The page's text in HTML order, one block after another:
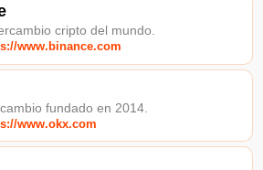
cripto del mundo.
www.binance.com
fundado en 2014.
www.okx.com